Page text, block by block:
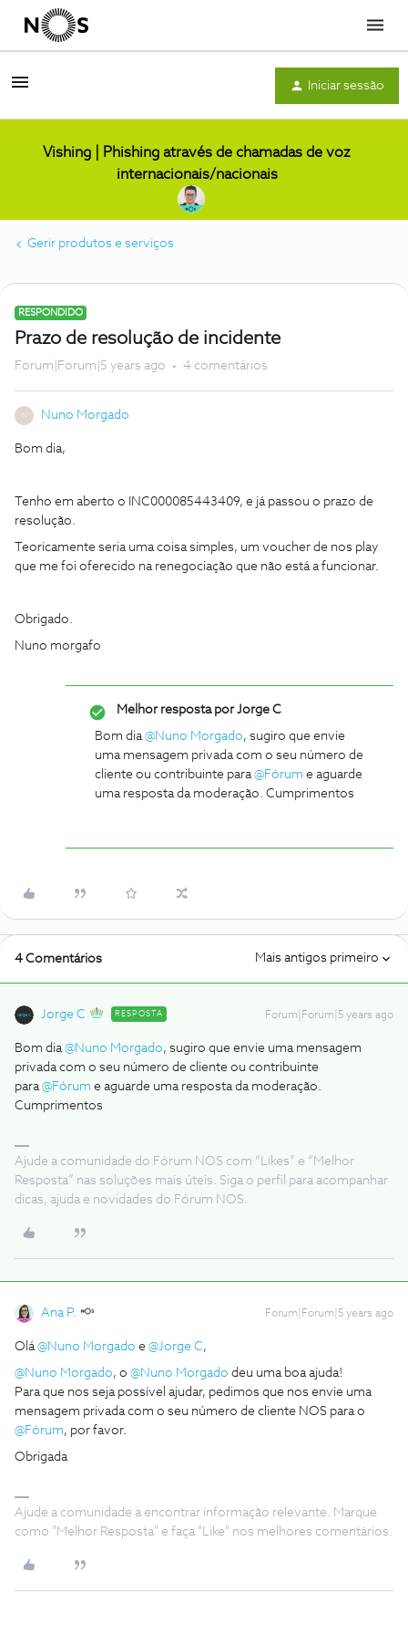
Menu
Iniciar sessão
Vishing | Phishing através de chamadas de voz
internacionais/nacionais
Gerir produtos e serviços
RESPONDIDO
Prazo de resolução de incidente
Forum|Forum|5 years ago 4 comentários
N Nuno Morgado
Bom dia,
Tenho em aberto o INC000085443409, e já passou o prazo de
resolução.
Teoricamente seria uma coisa simples, um voucher de nos play
que me foi oferecido na renegociação que não está a funcionar.
Obrigado.
Nuno morgafo
Melhor resposta porJorge C
Bom dia@Nuno Morgado, sugiro que envie
uma mensagem privada com o seu número de
cliente ou contribuinte para@Fórum e aguarde
uma resposta da moderação. Cumprimentos
4 Comentários Mais antigos primeiro
Jorge C RESPOSTA Forum|Forum|5 years ago
Bom dia@Nuno Morgado, sugiro que envie uma mensagem
privada com o seu número de cliente ou contribuinte
para@Fórum e aguarde uma resposta da moderação.
Cumprimentos
Ajude a comunidade do Fórum NOS com “Likes” e “Melhor
Resposta” nas soluções mais úteis. Siga o perfil para acompanhar
dicas, ajuda e novidades do Fórum NOS.
Ana P. Forum|Forum|5 years ago
Olá@Nuno Morgado e @Jorge C,
@Nuno Morgado, o @Nuno Morgado deu uma boa ajuda!
Para que nos seja possível ajudar, pedimos que nos envie uma
mensagem privada com o seu número de cliente NOS para o
@Fórum, por favor.
Obrigada
Ajude a comunidade a encontrar informação relevante. Marque
como "Melhor Resposta" e faça "Like" nos melhores comentários.